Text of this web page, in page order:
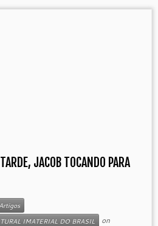
JACOB TOCANDO PARA
Artigos
IMATERIAL DO BRASIL
on